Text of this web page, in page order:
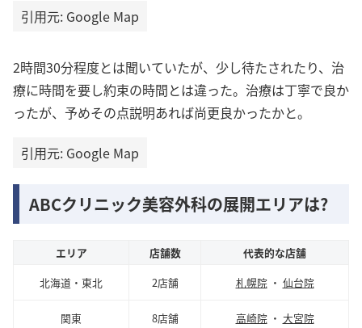
引用元: Google Map
2時間30分程度とは聞いていたが、少し待たされたり、治
療に時間を要し約束の時間とは違った。治療は丁寧で良か
ったが、予めその点説明あれば尚更良かったかと。
引用元: Google Map
ABCクリニック美容外科の展開エリアは?
エリア 店舗数
代表的な店舗
北海道・東北
2店舗 札幌院 ・ 仙台院
関東 8店舗 高崎院 ・ 大宮院